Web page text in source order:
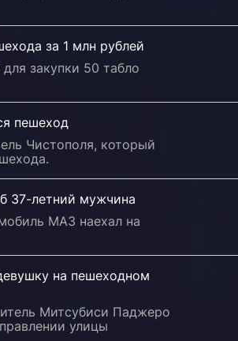
за 1 млн рублей
закупки 50 табло
пешеход
Чистополя, который
37-летний мужчина
МАЗ наехал на
на пешеходном
Митсубиси Паджеро
улицы